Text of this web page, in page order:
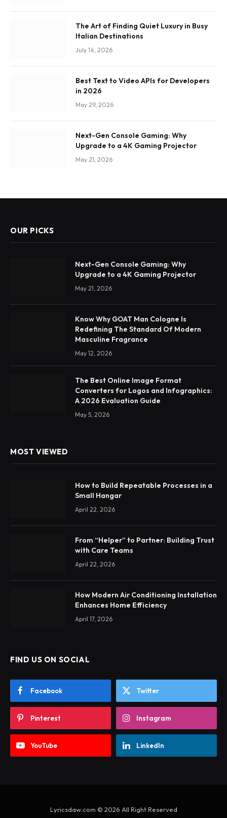
The Art of Finding Quiet Luxury in Busy
Italian Destinations
July 14, 2026
Best Text to Video APIs for Developers
in 2026
May 29, 2026
Next-Gen Console Gaming: Why
Upgrade to a 4K Gaming Projector
May 21, 2026
OUR PICKS
Next-Gen Console Gaming: Why
Upgrade to a 4K Gaming Projector
May 21, 2026
Know Why GOAT Man Cologne Is
Redefining The Standard Of Modern
Masculine Fragrance
May 12, 2026
The Best Online Image Format
Converters for Logos and Infographics:
A 2026 Evaluation Guide
May 5, 2026
MOST VIEWED
How to Build Repeatable Processes in a
Small Hangar
April 22, 2026
From “Helper” to Partner: Building Trust
with Care Teams
April 22, 2026
How Modern Air Conditioning Installation
Enhances Home Efficiency
April 17, 2026
FIND US ON SOCIAL
Facebook Twitter
Pinterest Instagram
YouTube LinkedIn
Lyricsdaw.com © 2026 All Right Reserved